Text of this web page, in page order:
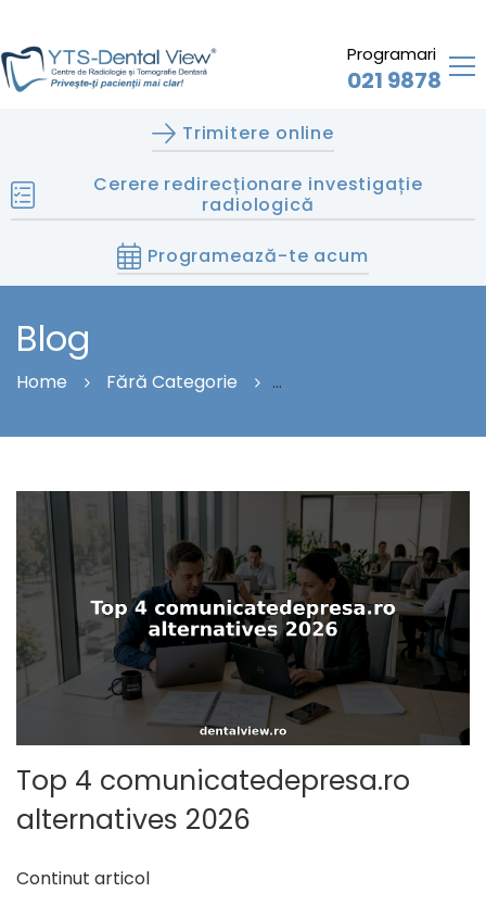
Programari
021 9878
Trimitere online
Cerere redirecționare investigație
radiologică
Programează-te acum
Blog
Home
Fără Categorie
Top 4 comunicatedepresa.ro
alternatives 2026
Continut articol